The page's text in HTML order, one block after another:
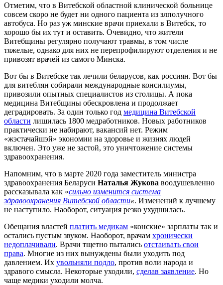
Отметим, что в Витебской областной клинической больнице
совсем скоро не будет ни одного пациента из злполучного
автобуса. Но раз уж минские врачи приехали в Витебск, то
хорошо бы их тут и оставить. Очевидно, что жители
Витебщины регулярно получают травмы, в том числе
тяжелые, однако для них не перепрофилируют отделения и не
привозят врачей из самого Минска.
Вот бы в Витебске так лечили беларусов, как россиян. Вот бы
для витеблян собирали международные консилиумы,
привозили опытных специалистов из столицы. А пока
медицина Витебщины обескровлена и продолжает
деградировать. За один только год медицина Витебской
области лишилась 1800 медработников. Новых работников
практически не набирают, вакансий нет. Режим
«жэстачайшэй» экономии на здоровье и жизнях людей
включен. Это уже не застой, это уничтожение системы
здравоохранения.
Напомним, что в марте 2020 года заместитель министра
здравоохранения Беларуси Наталья Жукова воодушевленно
рассказывала как «сильно изменится система
здравоохранения Витебской области«. Изменений к лучшему
не наступило. Наоборот, ситуация резко ухудшилась.
Обещания властей платить медикам «конские» зарплаты так и
остались пустым звуком. Наоборот, врачам хронически
недоплачивали. Врачи тщетно пытались отстаивать свои
права. Многие из них вынуждены были уходить под
давлением. Их увольняли подло, против воли народа и
здравого смысла. Некоторые уходили, сделав заявление. Но
чаще медики уходили молча.